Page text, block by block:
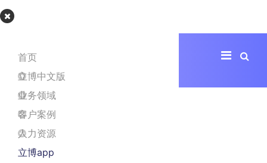
立博app
首页
立博中文版
业务领域
客户案例
人力资源
立博app